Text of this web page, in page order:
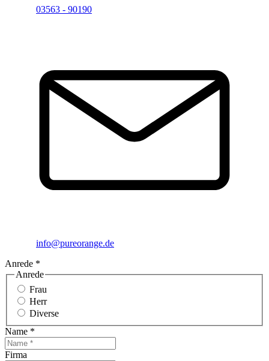
03563 - 90190
info@pureorange.de
Anrede *
Anrede
Frau
Herr
Diverse
Name *
Firma